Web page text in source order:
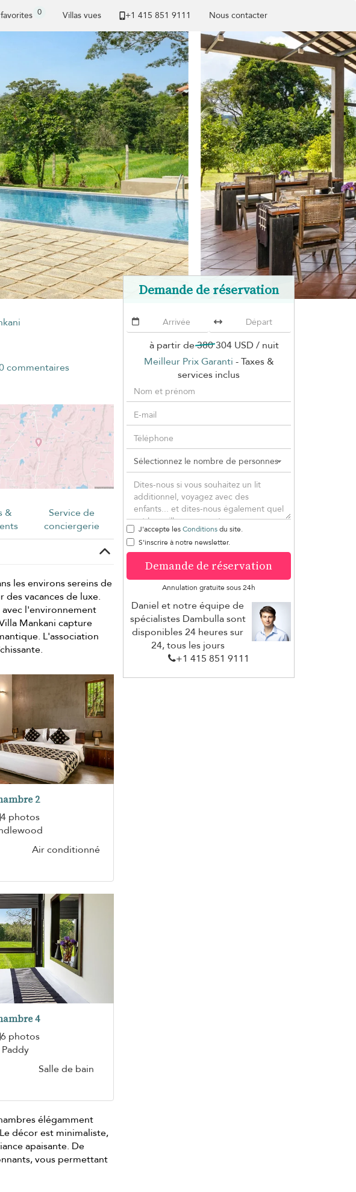
0 Villas vues +1 ​415 851 9111 Nous contacter
commentaires
&
Service de
conciergerie
les environs sereins de
vacances de luxe.
l'environnement
Mankani capture
L'association
2
4 photos
Air conditionné
4
6 photos
Paddy
Salle de bain
élégamment
décor est minimaliste,
apaisante. De
vous permettant
Demande de réservation
à partir de380 304 USD / nuit
Meilleur Prix Garanti - Taxes &
services inclus
J'accepte lesConditionsdu site.
S'inscrire à notre newsletter.
Demande de réservation
Annulation gratuite sous 24h
Daniel et notre équipe de
spécialistes Dambulla sont
disponibles 24 heures sur
24, tous les jours
+1 ​415 851 9111